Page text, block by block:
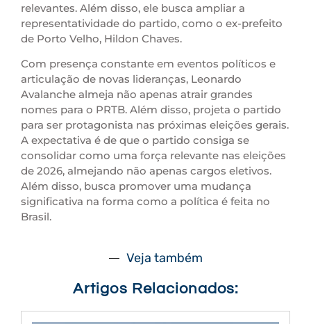
relevantes. Além disso, ele busca ampliar a
representatividade do partido, como o ex-prefeito
de Porto Velho, Hildon Chaves.
Com presença constante em eventos políticos e
articulação de novas lideranças, Leonardo
Avalanche almeja não apenas atrair grandes
nomes para o PRTB. Além disso, projeta o partido
para ser protagonista nas próximas eleições gerais.
A expectativa é de que o partido consiga se
consolidar como uma força relevante nas eleições
de 2026, almejando não apenas cargos eletivos.
Além disso, busca promover uma mudança
significativa na forma como a política é feita no
Brasil.
Veja também
Artigos Relacionados: